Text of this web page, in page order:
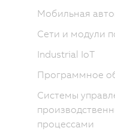
Мобильная
Сети и модули
Industrial IoT
Программное
Системы
процессами